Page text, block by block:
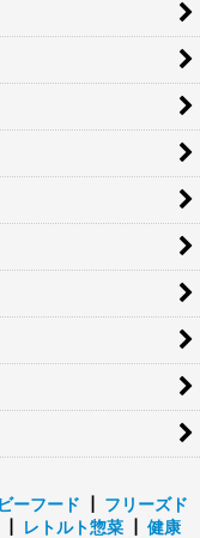
ーフード
フリーズド
レトルト惣菜
健康